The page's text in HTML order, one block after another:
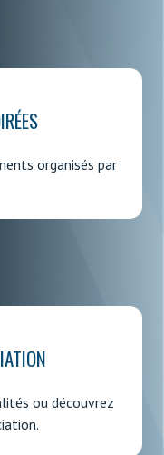
organisés par
ou découvrez